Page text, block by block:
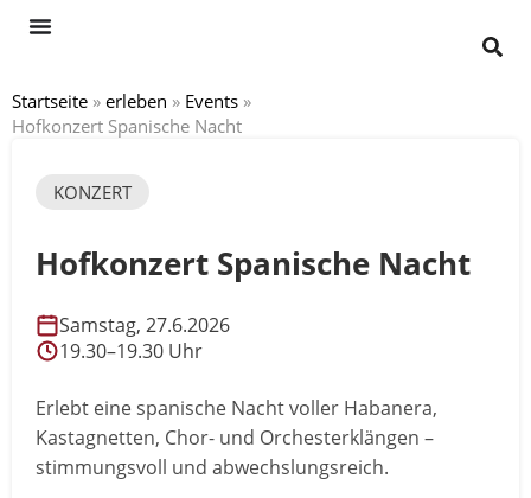
Startseite » erleben » Events »
Hofkonzert Spanische Nacht
KONZERT
Hofkonzert Spanische Nacht
Samstag, 27.6.2026
19.30–19.30 Uhr
Erlebt eine spanische Nacht voller Habanera,
Kastagnetten, Chor- und Orchesterklängen –
stimmungsvoll und abwechslungsreich.